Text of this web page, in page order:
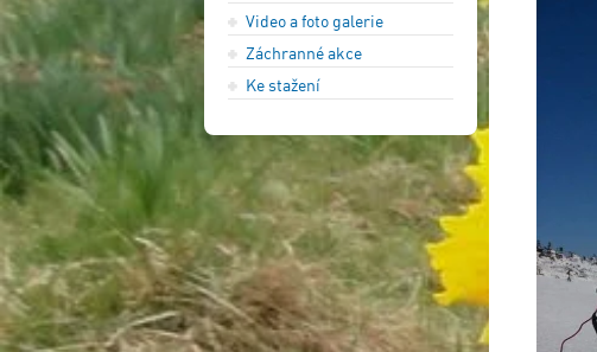
Video a foto galerie
Záchranné akce
Ke stažení